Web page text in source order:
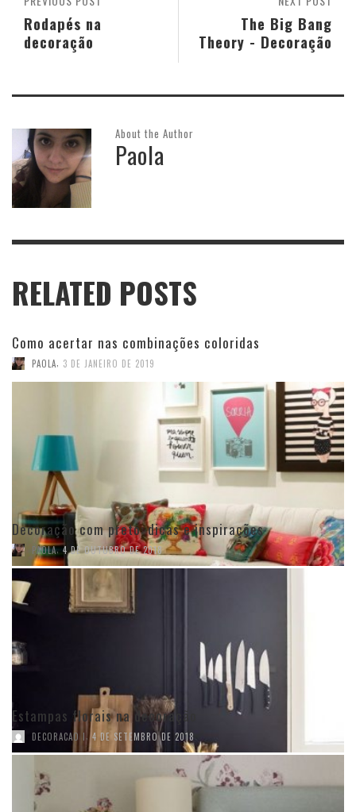
The Big Bang
Theory - Decoração
Rodapés na
decoração
About the Author
Paola
RELATED POSTS
Como acertar nas combinações coloridas
PAOLA 3 DE JANEIRO DE 2019
Decoração com preto: dicas e inspirações
PAOLA, 4 DE OUTUBRO DE 2018
Estampas florais na decoração
DECORACAO I 4 DE SETEMBRO DE 2018